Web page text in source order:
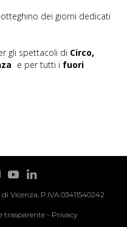
dei giorni dedicati
gli spettacoli di Circo,
e per tutti i fuori
Vicenza, P.IVA 03411540242
trasparente - Privacy